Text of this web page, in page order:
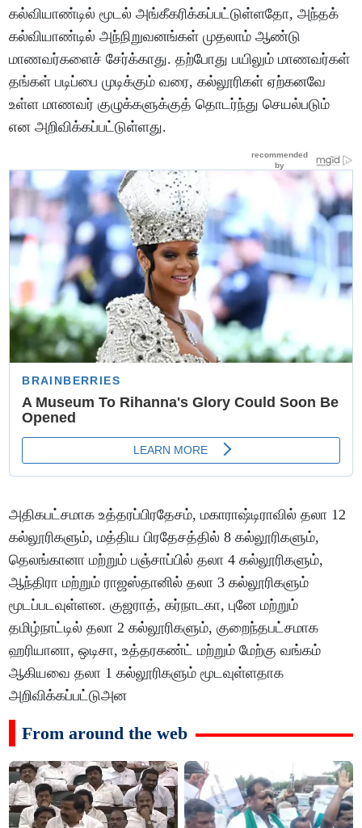
கல்வியாண்டில் மூடல் அங்கீகரிக்கப்பட்டுள்ளதோ, அந்தக்
கல்வியாண்டில் அந்நிறுவனங்கள் முதலாம் ஆண்டு
மாணவர்களைச் சேர்க்காது. தற்போது பயிலும் மாணவர்கள்
தங்கள் படிப்பை முடிக்கும் வரை, கல்லூரிகள் ஏற்கனவே
உள்ள மாணவர் குழுக்களுக்குத் தொடர்ந்து செயல்படும்
என அறிவிக்கப்பட்டுள்ளது.
அதிகபட்சமாக உத்தரப்பிரதேசம், மகாராஷ்டிராவில் தலா 12
கல்லூரிகளும், மத்திய பிரதேசத்தில் 8 கல்லூரிகளும்,
தெலங்கானா மற்றும் பஞ்சாப்பில் தலா 4 கல்லூரிகளும்,
ஆந்திரா மற்றும் ராஜஸ்தானில் தலா 3 கல்லூரிகளும்
மூடப்படவுள்ளன. குஜராத், கர்நாடகா, புனே மற்றும்
தமிழ்நாட்டில் தலா 2 கல்லூரிகளும், குறைந்தபட்சமாக
ஹரியானா, ஒடிசா, உத்தரகண்ட் மற்றும் மேற்கு வங்கம்
ஆகியவை தலா 1 கல்லூரிகளும் மூடவுள்ளதாக
அறிவிக்கப்பட்டுஅன
From around the web